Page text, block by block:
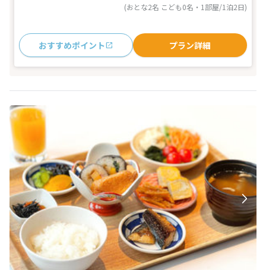
(おとな2名 こども0名・1部屋/1泊2日)
おすすめポイント プラン詳細